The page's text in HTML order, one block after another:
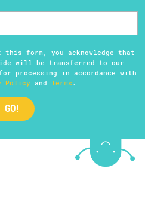
form, you acknowledge that
will be transferred to our
processing in accordance with
Policyand Terms .